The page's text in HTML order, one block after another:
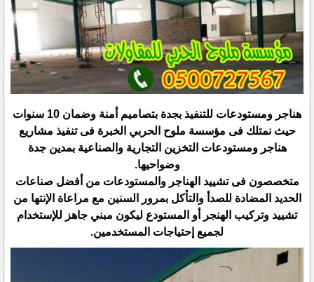
هناجر ومستودعات للتنفيذ بجدة بتصاميم أمنة وضمان 10 سنوات
حيث نمتلك فى مؤسسة ملوح الحربي الخبرة فى تنفيذ ‏مشاريع
هناجر ومستودعات التخزين التجارية والصناعية بمدين جدة
وضواحيها.‏
متخصصون فى تشييد الهناجر والمستودعات من أفضل صناعات
الحديد المضادة للصدأ والتأكل بمرور السنين مع مراعاة ‏الإنتها من
تشييد وتركيب الهنجر أو المستودع ليكون مبني جاهز للإستخدام
لجميع إحتياجات المستخدمين.‏